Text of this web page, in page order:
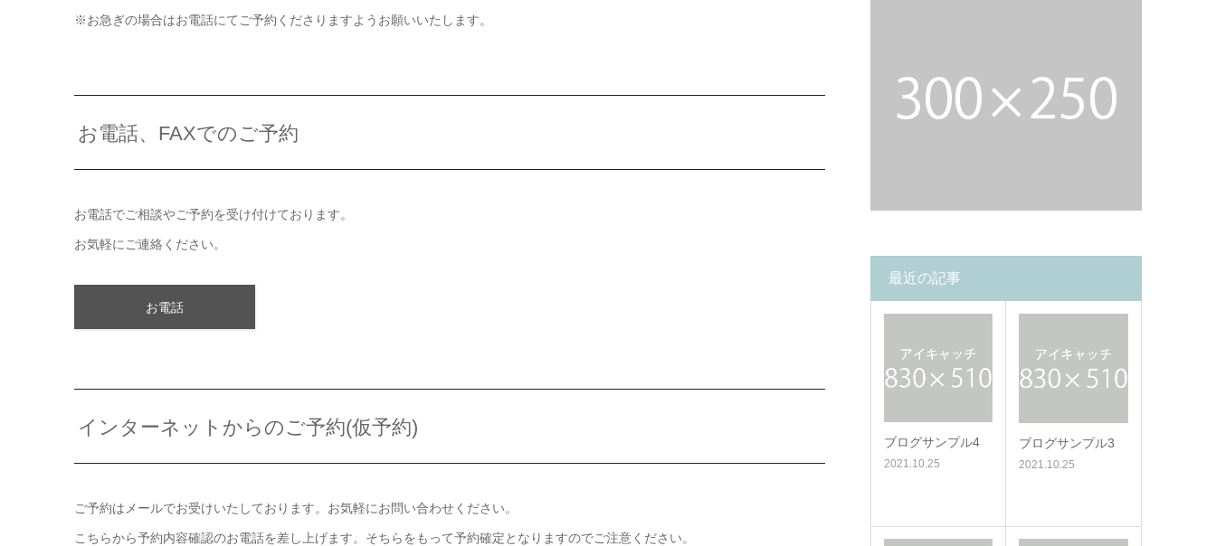
※お急ぎの場合はお電話にてご予約くださりますようお願いいたします。
お電話、FAXでのご予約
お電話でご相談やご予約を受け付けております。
お気軽にご連絡ください。
お電話
インターネットからのご予約(仮予約)
ご予約はメールでお受けいたしております。お気軽にお問い合わせください。
こちらから予約内容確認のお電話を差し上げます。そちらをもって予約確定となりますのでご注意ください。
最近の記事
ブログサンプル4
2021.10.25
ブログサンプル3
2021.10.25